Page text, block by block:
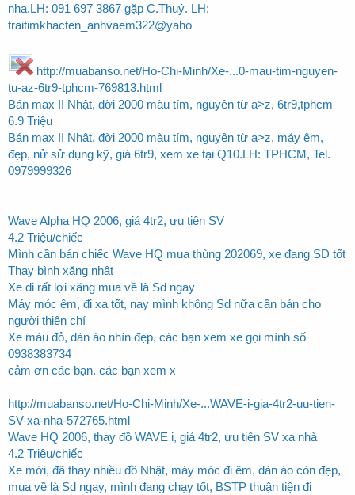
nha.LH: 091 697 3867 gặp C.Thuý. LH:
traitimkhacten_anhvaem322@yaho
http://muabanso.net/Ho-Chi-Minh/Xe-...0-mau-tim-nguyen-
tu-az-6tr9-tphcm-769813.html
Bán max II Nhật, đời 2000 màu tím, nguyên từ a>z, 6tr9,tphcm
6.9 Triệu
Bán max II Nhật, đời 2000 màu tím, nguyên từ a>z, máy êm,
đẹp, nử sử dụng kỹ, giá 6tr9, xem xe tại Q10.LH: TPHCM, Tel.
0979999326
Wave Alpha HQ 2006, giá 4tr2, ưu tiên SV
4.2 Triệu/chiếc
Mình cần bán chiếc Wave HQ mua thùng 202069, xe đang SD tốt
Thay bình xăng nhật
Xe đi rất lợi xăng mua về là Sd ngay
Máy móc êm, đi xa tốt, nay mình không Sd nữa cần bán cho
người thiện chí
Xe màu đỏ, dàn áo nhìn đẹp, các bạn xem xe gọi mình số
0938383734
cảm ơn các bạn. các bạn xem x
http://muabanso.net/Ho-Chi-Minh/Xe-...WAVE-i-gia-4tr2-uu-tien-
SV-xa-nha-572765.html
Wave HQ 2006, thay đồ WAVE i, giá 4tr2, ưu tiên SV xa nhà
4.2 Triệu/chiếc
Xe mới, đã thay nhiều đồ Nhật, máy móc đi êm, dàn áo còn đẹp,
mua về là Sd ngay, mình đang chạy tốt, BSTP thuận tiện đi